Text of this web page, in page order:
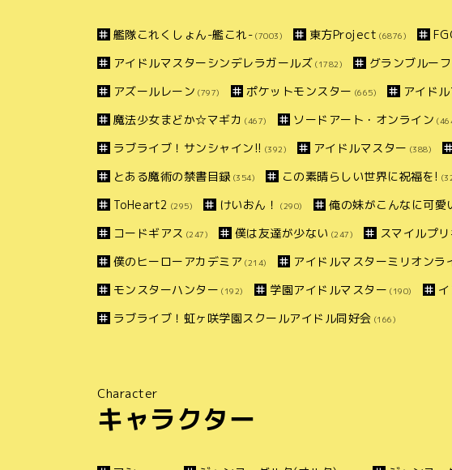
艦隊これくしょん-艦これ- (7003) 東方Project (6876)
アイドルマスターシンデレラガールズ (1782) グランブルー
アズールレーン (797) ポケットモンスター (665) アイド
魔法少女まどか☆マギカ (467) ソードアート・オンライン
ラブライブ！サンシャイン!! (392) アイドルマスター (388)
とある魔術の禁書目録 (354) この素晴らしい世界に祝福を!
ToHeart2 (295) けいおん！ (290) 俺の妹がこんなに可愛
コードギアス (247) 僕は友達が少ない (247) スマイルプリ
僕のヒーローアカデミア (214) アイドルマスターミリオンラ
モンスターハンター (192) 学園アイドルマスター (190)
ラブライブ！虹ヶ咲学園スクールアイドル同好会 (166)
Character
キャラクター